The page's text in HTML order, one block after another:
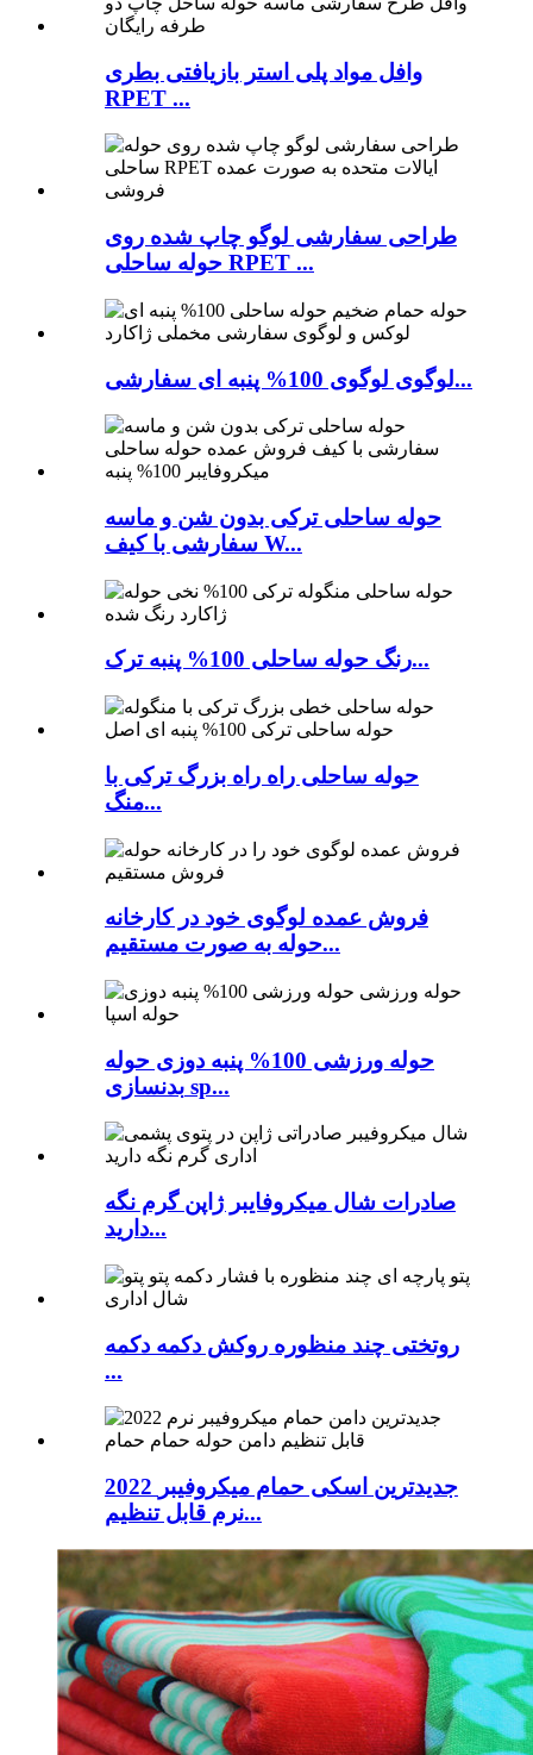
وافل مواد پلی استر بازیافتی بطری
RPET ...
طراحی سفارشی لوگو چاپ شده روی
حوله ساحلی RPET ...
لوگوی لوگوی 100% پنبه ای سفارشی...
حوله ساحلی ترکی بدون شن و ماسه
سفارشی با کیف W...
رنگ حوله ساحلی 100% پنبه ترک...
حوله ساحلی راه راه بزرگ ترکی با
منگ...
فروش عمده لوگوی خود در کارخانه
حوله به صورت مستقیم...
حوله ورزشی 100% پنبه دوزی حوله
بدنسازی sp...
صادرات شال میکروفایبر ژاپن گرم نگه
دارید...
روتختی چند منظوره روکش دکمه دکمه
...
2022 جدیدترین اسکی حمام میکروفیبر
نرم قابل تنظیم...